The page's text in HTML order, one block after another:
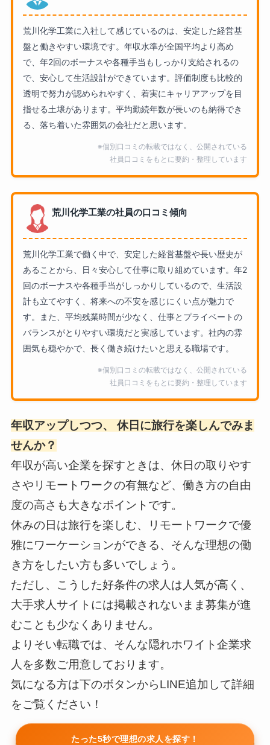
荒川化学工業に入社して感じているのは、安定した経営基
盤と働きやすい環境です。年収水準が全国平均より高め
で、年2回のボーナスや各種手当もしっかり支給されるの
で、安心して生活設計ができています。評価制度も比較的
透明で努力が認められやすく、着実にキャリアアップを目
指せる土壌があります。平均勤続年数が長いのも納得でき
る、落ち着いた雰囲気の会社だと思います。
※個別口コミの転載ではなく、公開されている
社員口コミをもとに要約・整理しています
荒川化学工業の社員の口コミ傾向
荒川化学工業で働く中で、安定した経営基盤や長い歴史が
あることから、日々安心して仕事に取り組めています。年2
回のボーナスや各種手当がしっかりしているので、生活設
計も立てやすく、将来への不安を感じにくい点が魅力で
す。また、平均残業時間が少なく、仕事とプライベートの
バランスがとりやすい環境だと実感しています。社内の雰
囲気も穏やかで、長く働き続けたいと思える職場です。
※個別口コミの転載ではなく、公開されている
社員口コミをもとに要約・整理しています
年収アップしつつ、 休日に旅行を楽しんでみま
せんか？
年収が高い企業を探すときは、休日の取りやす
さやリモートワークの有無など、働き方の自由
度の高さも大きなポイントです。
休みの日は旅行を楽しむ、リモートワークで優
雅にワーケーションができる、そんな理想の働
き方をしたい方も多いでしょう。
ただし、こうした好条件の求人は人気が高く、
大手求人サイトには掲載されないまま募集が進
むことも少なくありません。
よりそい転職では、そんな隠れホワイト企業求
人を多数ご用意しております。
気になる方は下のボタンからLINE追加して詳細
をご覧ください！
たった5秒で理想の求人を探す！